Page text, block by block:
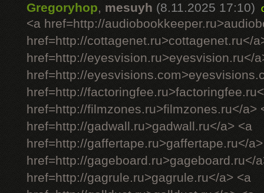
Gregoryhop, mesuyh (8.11.2025 17:10)
<a href=http://
href=http://cottagenet.ru>cottagenet.ru</
href=http://eyesvision.ru>eyesvision.ru</
href=http://
href=http://
href=http://filmzones.ru>filmzones.ru</a>
href=http://gadwall.ru>gadwall.ru</a> <a
href=http://gaffertape.ru>gaffertape.ru</
href=http://gageboard.ru>gageboard.ru</
href=http://gagrule.ru>gagrule.ru</a> <a